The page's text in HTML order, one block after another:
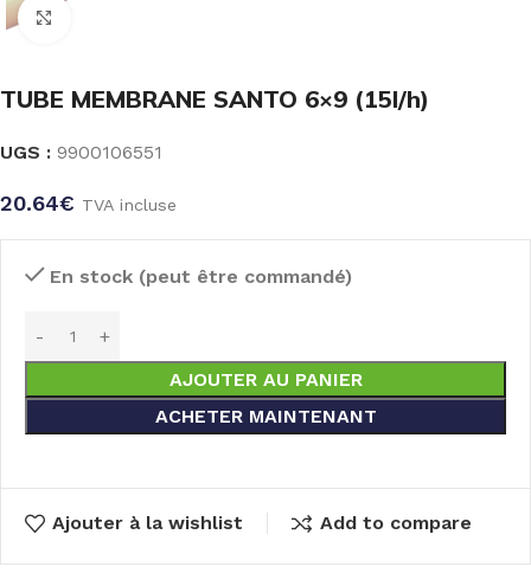
TUBE MEMBRANE SANTO 6×9 (15l/h)
UGS : 9900106551
20.64€ TVA incluse
En stock (peut être commandé)
AJOUTER AU PANIER
ACHETER MAINTENANT
Ajouter à la wishlist Add to compare